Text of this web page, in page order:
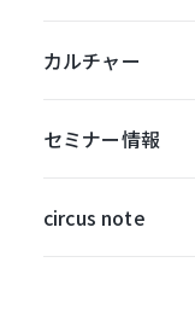
カルチャー
セミナー情報
circus note